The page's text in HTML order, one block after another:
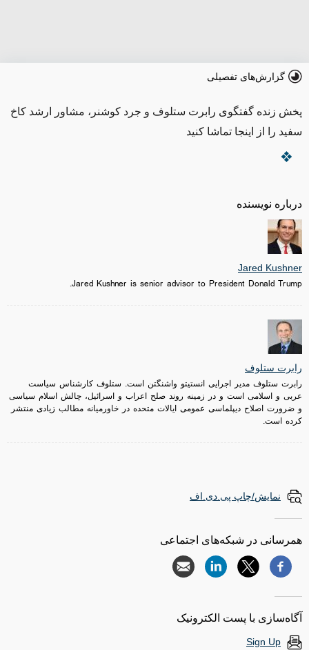
درباره نویسنده
Jared Kushner
Jared Kushner is senior advisor to President Donald Trump.
رابرت ستلوف
رابرت ستلوف مدیر اجرایی انستیتو واشنگتن است. ستلوف کارشناس سیاست‌
عربی و اسلامی است و در زمینه روند صلح اعراب و اسرائیل، چالش اسلام سیاسی
و ضرورت اصلاح دیپلماسی عمومی ایالات متحده در خاورمیانه مطالب زیادی منتشر
کرده است.
گزارش‌های تفصیلی
پخش زنده گفتگوی رابرت ستلوف و جرد کوشنر، مشاور ارشد کاخ
سفید را از اینجا تماشا کنید
نمایش/چاپ پی.دی.اف
همرسانی در شبکه‌های اجتماعی
آگاه‌سازی با پست الکترونیک
Sign Up